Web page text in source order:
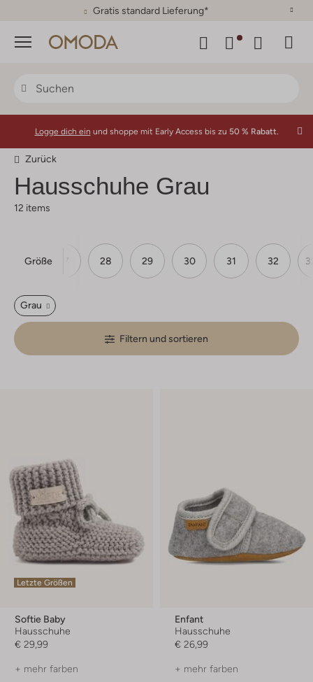
30 Tage Rückgaberecht
Menü
Logge dich ein und shoppe mit Early Access bis zu 50 % Rabatt.
Zurück
Hausschuhe Grau
12 items
Größe
26 27 28 29 30 31 32
Grau
Filtern und sortieren
Letzte Größen
Softie Baby
Hausschuhe
€ 29,99
+ mehr farben
Enfant
Hausschuhe
€ 26,99
+ mehr farben